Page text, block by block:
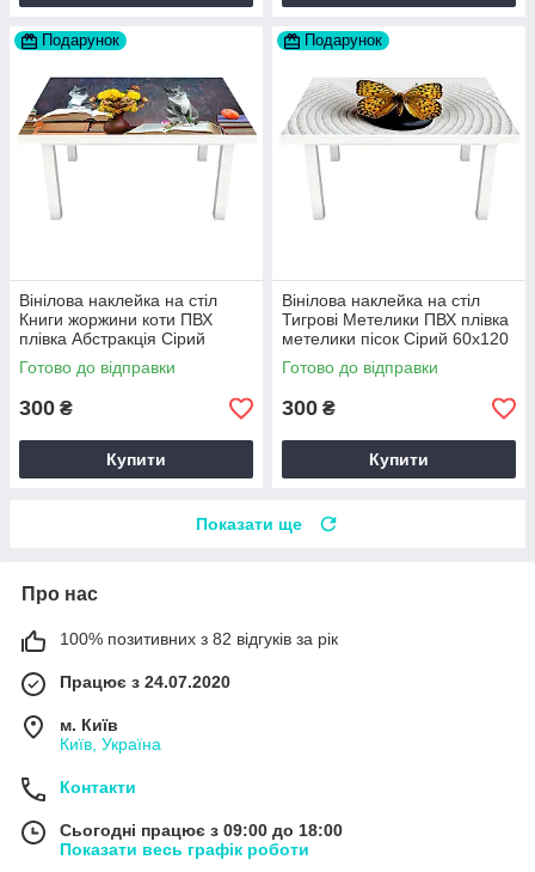
Подарунок
Вінілова наклейка на стіл
Книги жоржини коти ПВХ
плівка Абстракція Сірий
60х120 см Happy Pocket
Z180414
Готово до відправки
300 ₴
Купити
Подарунок
Вінілова наклейка на стіл
Тигрові Метелики ПВХ плівка
метелики пісок Сірий 60х120
см Happy Pocket Z180675
Готово до відправки
300 ₴
Купити
Показати ще
Про нас
100% позитивних з 82 відгуків за рік
Працює з 24.07.2020
м. Київ
Київ, Україна
Контакти
Сьогодні працює з 09:00 до 18:00
Показати весь графік роботи